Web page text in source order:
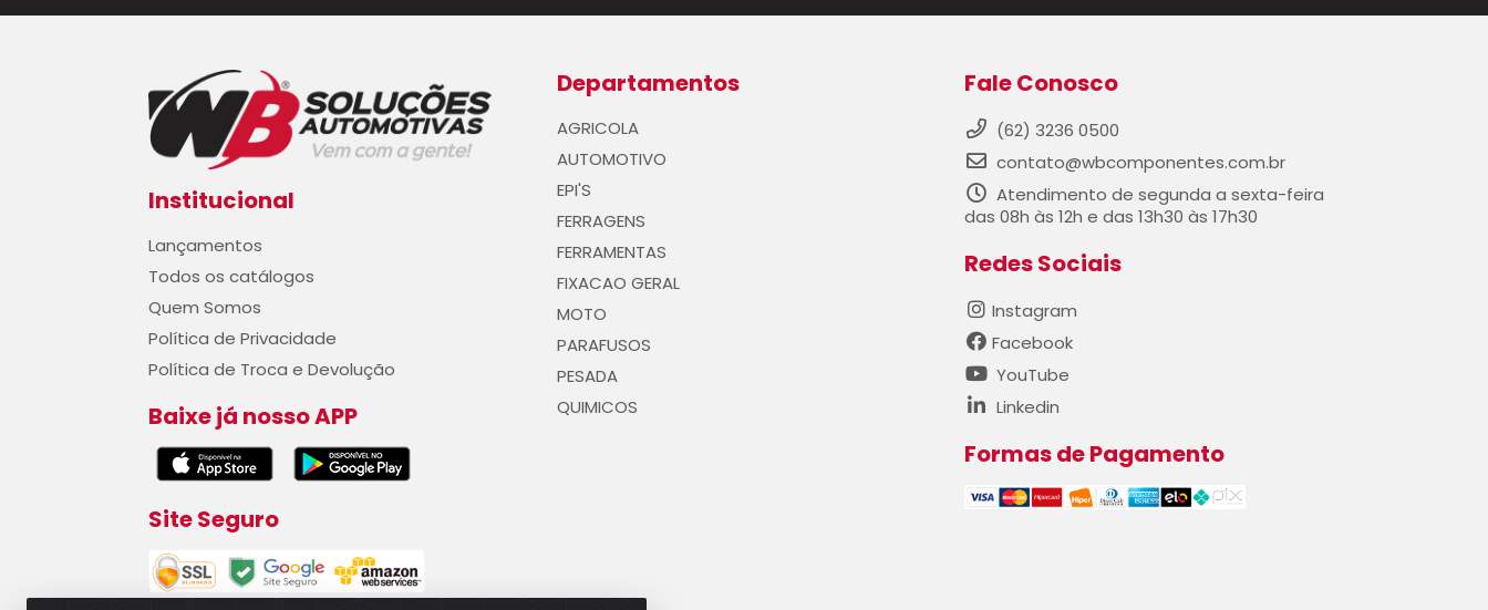
Institucional
Lançamentos
Todos os catálogos
Quem Somos
Política de Privacidade
Política de Troca e Devolução
Baixe já nosso APP
Site Seguro
Departamentos
AGRICOLA
AUTOMOTIVO
EPI'S
FERRAGENS
FERRAMENTAS
FIXACAO GERAL
MOTO
PARAFUSOS
PESADA
QUIMICOS
Fale Conosco
(62) 3236 0500
contato@wbcomponentes.com.br
Atendimento de segunda a sexta-feira
das 08h às 12h e das 13h30 às 17h30
Redes Sociais
Instagram
Facebook
YouTube
Linkedin
Formas de Pagamento